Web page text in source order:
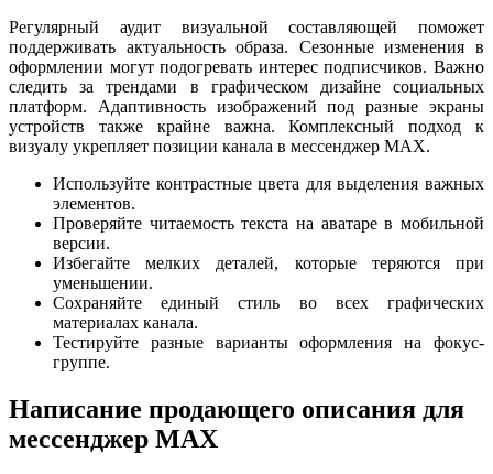
Регулярный аудит визуальной составляющей поможет
поддерживать актуальность образа. Сезонные изменения в
оформлении могут подогревать интерес подписчиков. Важно
следить за трендами в графическом дизайне социальных
платформ. Адаптивность изображений под разные экраны
устройств также крайне важна. Комплексный подход к
визуалу укрепляет позиции канала в мессенджер MAX.
Используйте контрастные цвета для выделения важных
элементов.
Проверяйте читаемость текста на аватаре в мобильной
версии.
Избегайте мелких деталей, которые теряются при
уменьшении.
Сохраняйте единый стиль во всех графических
материалах канала.
Тестируйте разные варианты оформления на фокус-
группе.
Написание продающего описания для
мессенджер MAX